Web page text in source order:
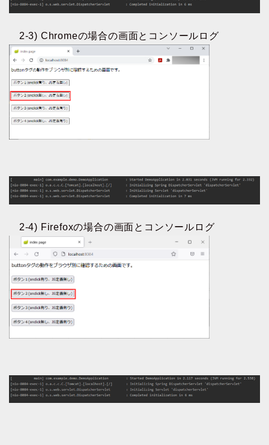
2-3) Chromeの場合の画面とコンソールログ
2-4) Firefoxの場合の画面とコンソールログ